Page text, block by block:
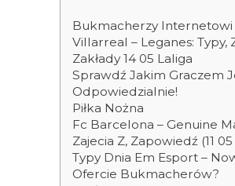
Bukmacherzy Internetowi
Villarreal – Leganes: Typy,
Zakłady 14 05 Laliga
Sprawdź Jakim Graczem
Odpowiedzialnie!
Piłka Nożna
Fc Barcelona – Genuine
Zajecia Z, Zapowiedź (11 05
Typy Dnia Em Esport –
Ofercie Bukmacherów?